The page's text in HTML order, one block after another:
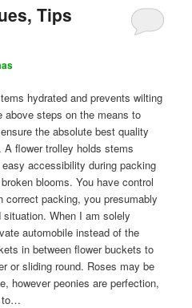
Tips
hydrated and prevents wilting
above steps on the means to
the absolute best quality
flower trolley holds stems
accessibility during packing
blooms. You have control
correct packing, you presumably
When I am solely
automobile instead of the
in between flower buckets to
or sliding round. Roses may be
however peonies are perfection,
to…